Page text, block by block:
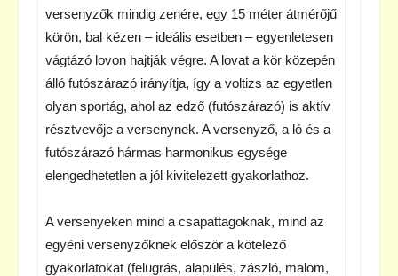
versenyzők mindig zenére, egy 15 méter átmérőjű
körön, bal kézen – ideális esetben – egyenletesen
vágtázó lovon hajtják végre. A lovat a kör közepén
álló futószárazó irányítja, így a voltizs az egyetlen
olyan sportág, ahol az edző (futószárazó) is aktív
résztvevője a versenynek. A versenyző, a ló és a
futószárazó hármas harmonikus egysége
elengedhetetlen a jól kivitelezett gyakorlathoz.
A versenyeken mind a csapattagoknak, mind az
egyéni versenyzőknek először a kötelező
gyakorlatokat (felugrás, alapülés, zászló, malom,